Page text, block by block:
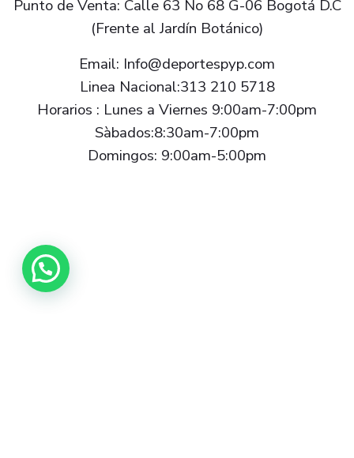
Punto de Venta: Calle 63 No 68 G-06 Bogotá D.C
(Frente al Jardín Botánico)
Email: Info@deportespyp.com
Linea Nacional:313 210 5718
Horarios : Lunes a Viernes 9:00am-7:00pm
Sàbados:8:30am-7:00pm
Domingos: 9:00am-5:00pm